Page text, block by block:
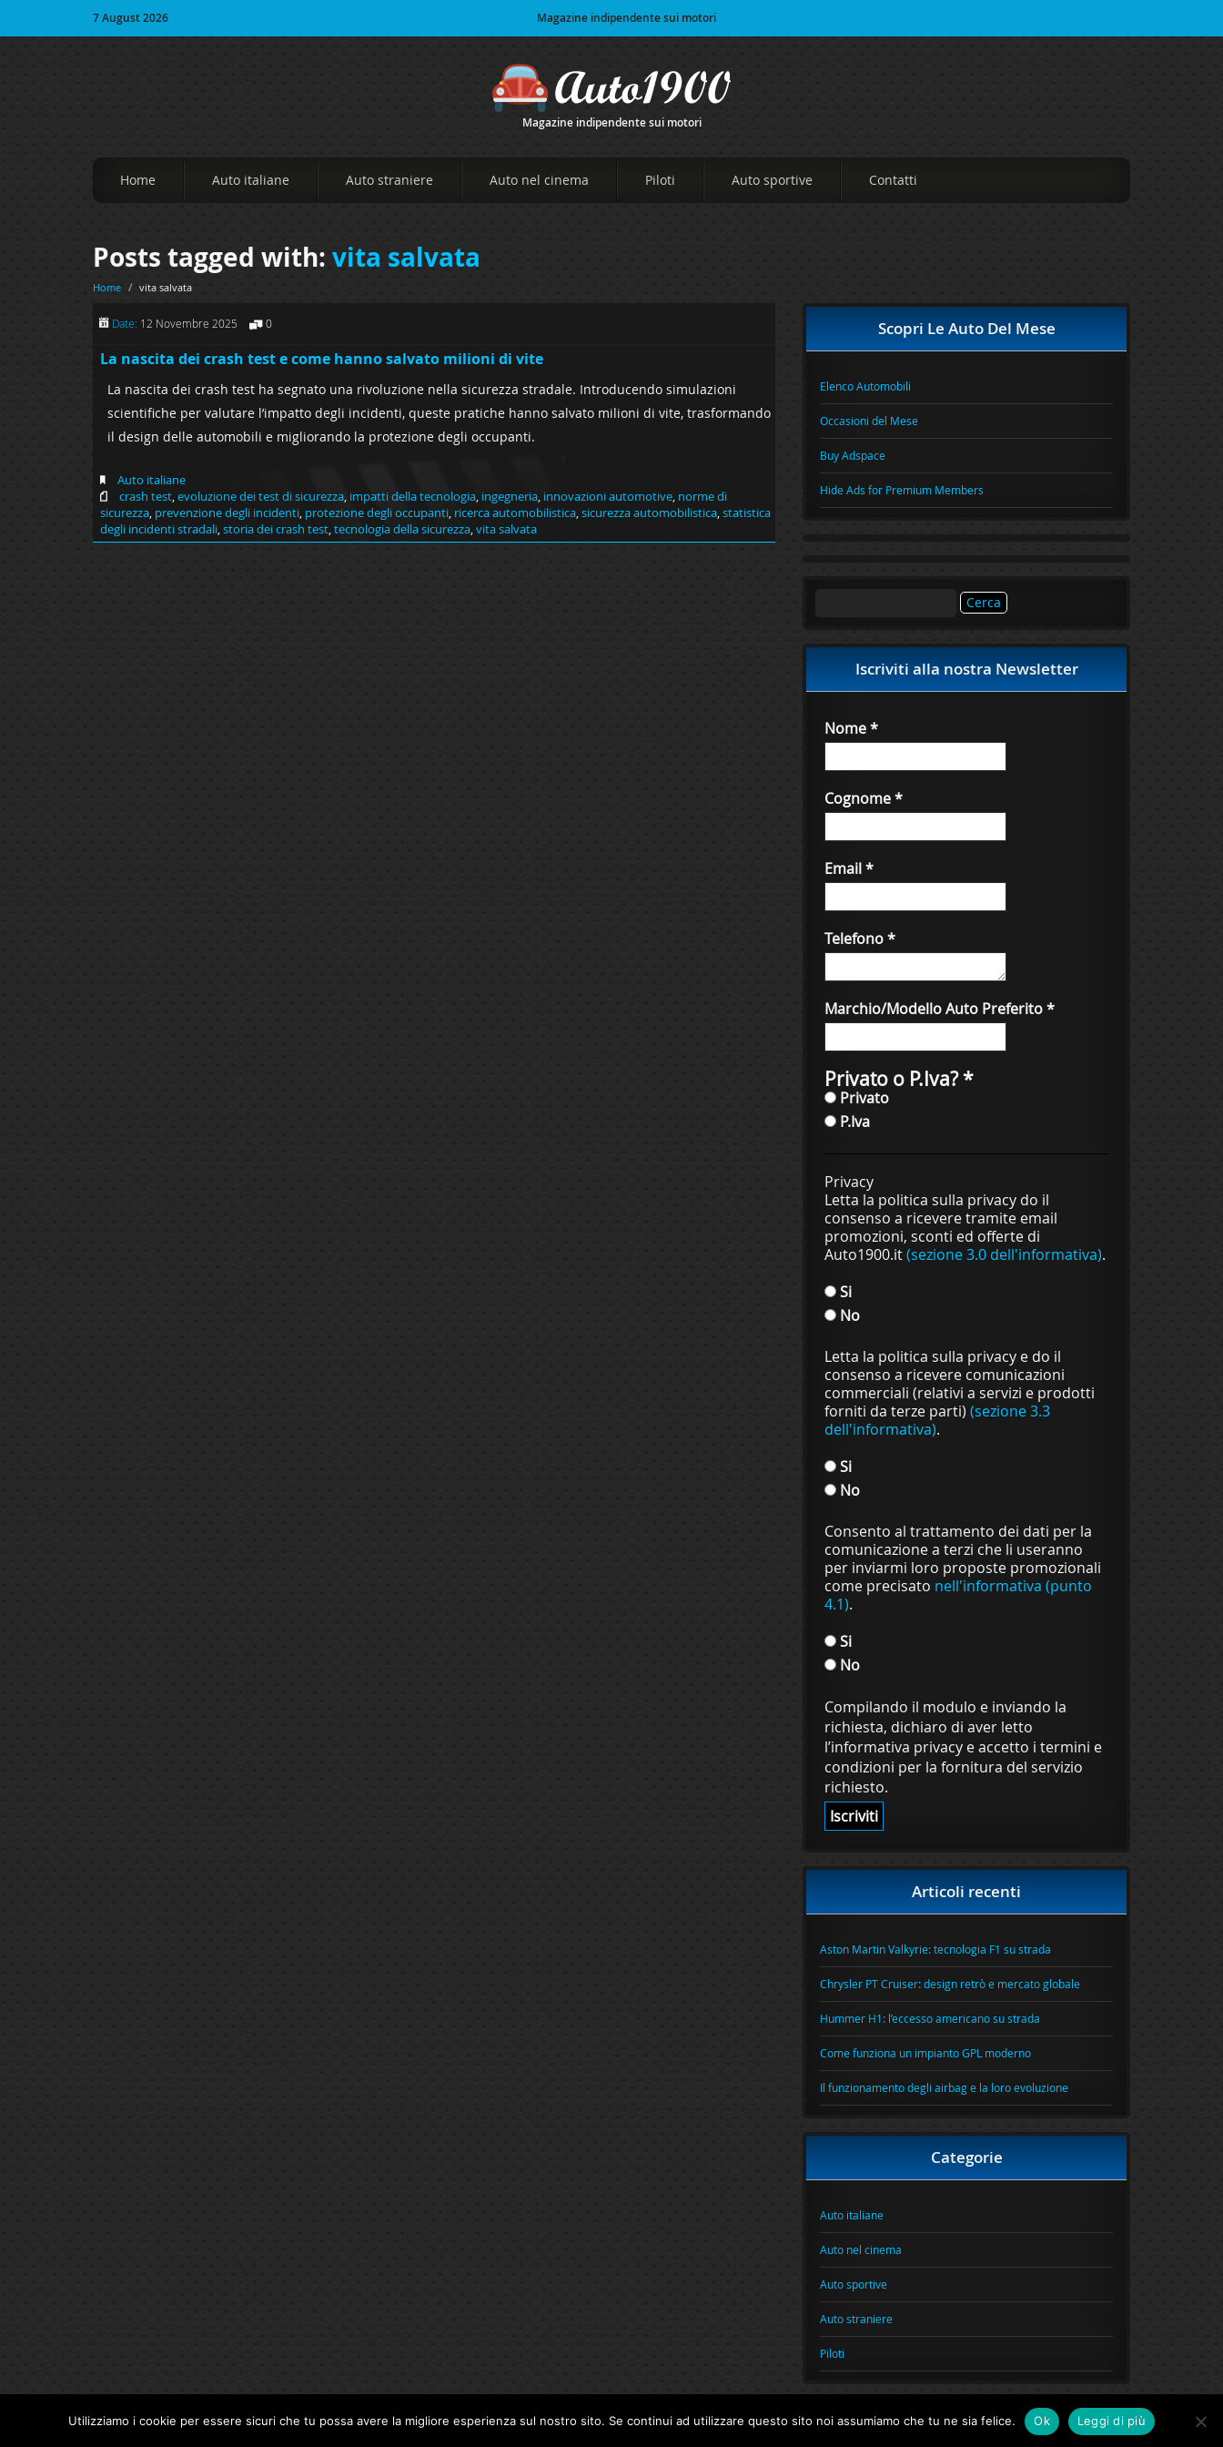
7 August 2026 Magazine indipendente sui motori
Magazine indipendente sui motori
Home Auto italiane Auto straniere Auto nel cinema Piloti Auto sportive Contatti
Posts tagged with: vita salvata
Home / vita salvata
Date: 12 Novembre 2025 0
La nascita dei crash test e come hanno salvato milioni di vite
La nascita dei crash test ha segnato una rivoluzione nella sicurezza stradale. Introducendo simulazioni
scientifiche per valutare l’impatto degli incidenti, queste pratiche hanno salvato milioni di vite, trasformando
il design delle automobili e migliorando la protezione degli occupanti.
Auto italiane
crash test,evoluzione dei test di sicurezza, impatti della tecnologia, ingegneria, innovazioni automotive, norme di
sicurezza, prevenzione degli incidenti, protezione degli occupanti, ricerca automobilistica,sicurezza automobilistica,statistica
degli incidenti stradali,storia dei crash test,tecnologia della sicurezza,vita salvata
Scopri Le Auto Del Mese
Elenco Automobili
Occasioni del Mese
Buy Adspace
Hide Ads for Premium Members
Iscriviti alla nostra Newsletter
Nome*
Cognome*
Email*
Telefono*
Marchio/Modello Auto Preferito*
Privato o P.Iva?*
Privato
P.Iva
Privacy
Letta la politica sulla privacy do il
consenso a ricevere tramite email
promozioni, sconti ed offerte di
Auto1900.it(sezione 3.0 dell'informativa).
Si
No
Letta la politica sulla privacy e do il
consenso a ricevere comunicazioni
commerciali (relativi a servizi e prodotti
forniti da terze parti) (sezione 3.3
dell'informativa).
Si
No
Consento al trattamento dei dati per la
comunicazione a terzi che li useranno
per inviarmi loro proposte promozionali
come precisato nell'informativa (punto
4.1).
Si
No
Compilando il modulo e inviando la
richiesta, dichiaro di aver letto
l’informativa privacy e accetto i termini e
condizioni per la fornitura del servizio
richiesto.
Articoli recenti
Aston Martin Valkyrie: tecnologia F1 su strada
Chrysler PT Cruiser: design retrò e mercato globale
Hummer H1: l’eccesso americano su strada
Come funziona un impianto GPL moderno
Il funzionamento degli airbag e la loro evoluzione
Categorie
Auto italiane
Auto nel cinema
Auto sportive
Auto straniere
Piloti
|
Utilizziamo i cookie per essere sicuri che tu possa avere la migliore esperienza sul nostro sito. Se continui ad utilizzare questo sito noi assumiamo che tu ne sia felice. Ok Leggi di più